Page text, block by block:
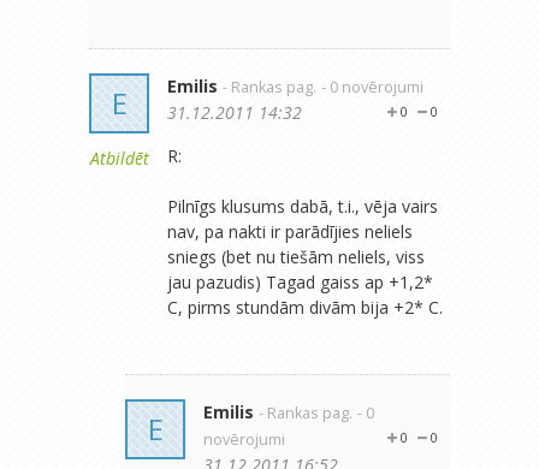
E
Atbildēt
Emilis - Rankas pag. - 0 novērojumi
0
0
31.12.2011 14:32
R:
Pilnīgs klusums dabā, t.i., vēja vairs
nav, pa nakti ir parādījies neliels
sniegs (bet nu tiešām neliels, viss
jau pazudis) Tagad gaiss ap +1,2*
C, pirms stundām divām bija +2* C.
E Emilis - Rankas pag. - 0
novērojumi
0
0